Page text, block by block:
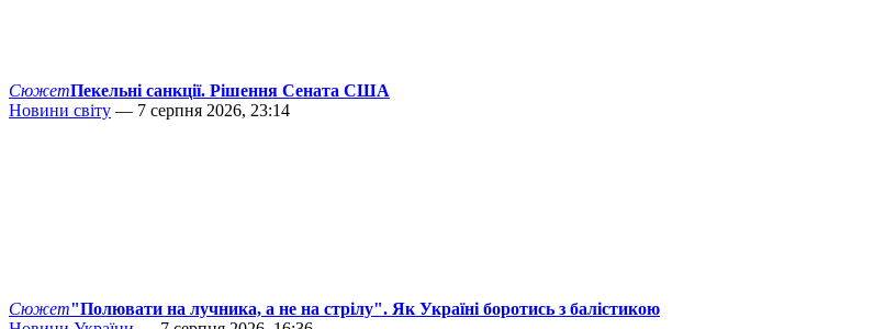
СюжетПекельні санкції. Рішення Сената США
Новини світу — 7 серпня 2026, 23:14
Сюжет"Полювати на лучника, а не на стрілу". Як Україні боротись з балістикою